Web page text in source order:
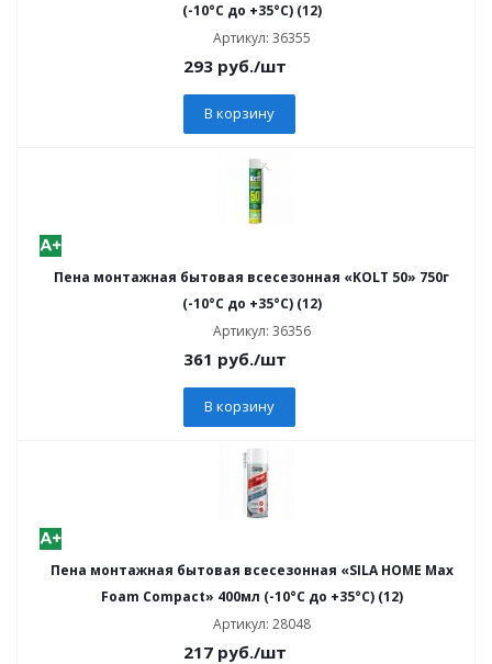
(-10°C до +35°C) (12)
Артикул: 36355
293 руб./шт
В корзину
Пена монтажная бытовая всесезонная «KOLT 50» 750г
(-10°C до +35°C) (12)
Артикул: 36356
361 руб./шт
В корзину
Пена монтажная бытовая всесезонная «SILA HOME Max
Foam Compact» 400мл (-10°С до +35°C) (12)
Артикул: 28048
217 руб./шт